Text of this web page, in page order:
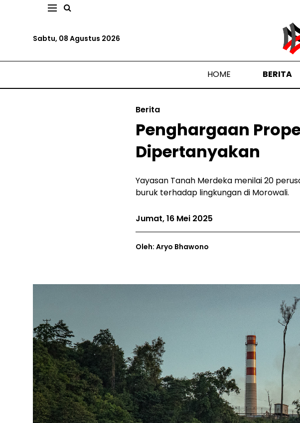
Sabtu, 08 Agustus 2026
HOME BERITA
Berita
Penghargaan
Dipertanyakan
Yayasan Tanah Merdeka menilai 20
buruk terhadap lingkungan di Morowali.
Jumat, 16 Mei 2025
Oleh: Aryo Bhawono